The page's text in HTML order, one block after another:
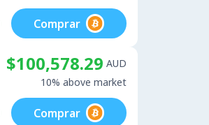
Comprar
$100,578.29 AUD
10% above market
Comprar